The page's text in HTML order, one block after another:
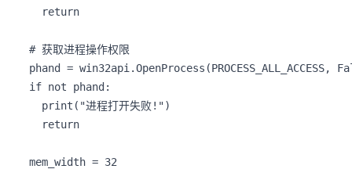
    return
  # 获取进程操作权限
phand = win32api.OpenProcess(PROCESS_ALL_ACCESS,
  if not phand:
    print("进程打开失败!")
    return
  mem_width = 32